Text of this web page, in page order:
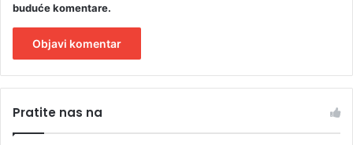
buduće komentare.
tPratite nas na